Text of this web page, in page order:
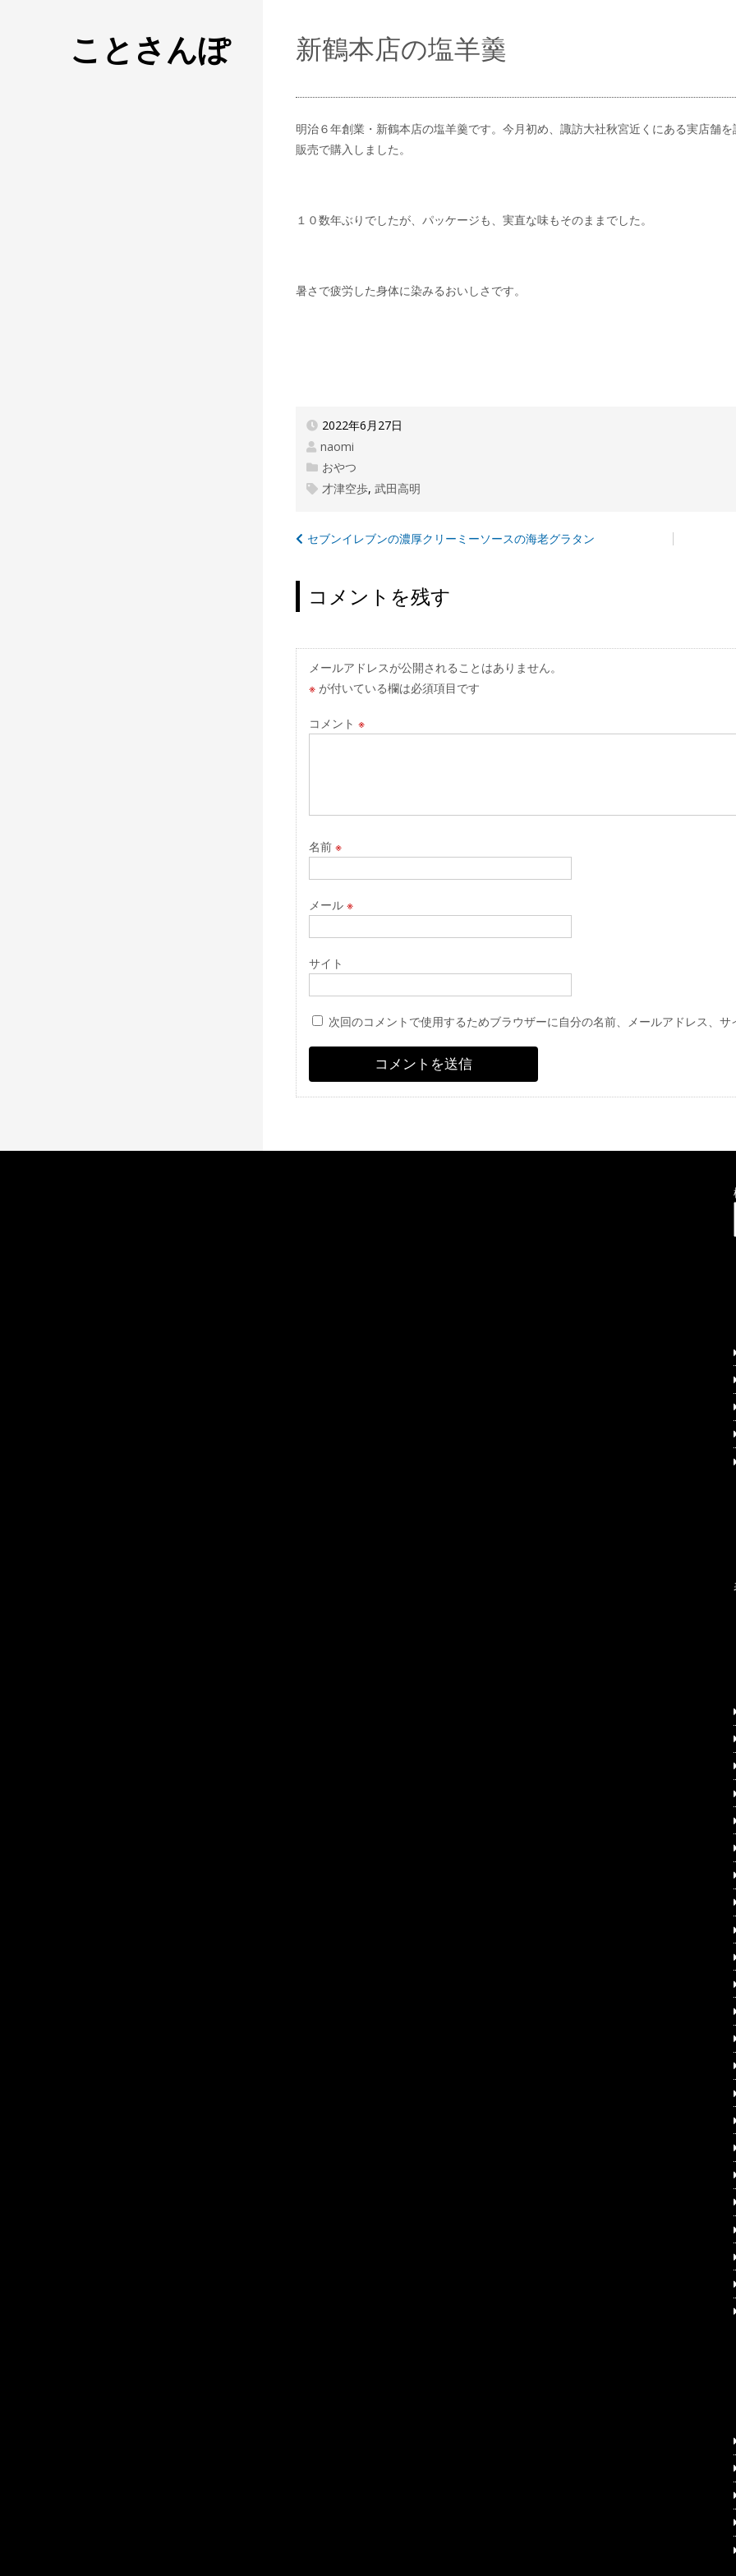
ことさんぽ 新鶴本店の塩羊羹
明治６年創業・新鶴本店の塩羊羹です。今月初め、諏訪大社秋宮近くにある実店舗
販売で購入しました。
１０数年ぶりでしたが、パッケージも、実直な味もそのままでした。
暑さで疲労した身体に染みるおいしさです。
2022年6月27日
naomi
おやつ
才津空歩,武田高明
投
ナ
ビ
ゲ
ー
シ
ョ
ン
セブンイレブンの濃厚クリーミーソースの海老グラタン
コメントを残す
メールアドレスが公開されることはありません。
※ が付いている欄は必須項目です
コメント ※
名前 ※
メール ※
サイト
次回のコメントで使用するためブラウザーに自分の名前、メールアドレス、サ